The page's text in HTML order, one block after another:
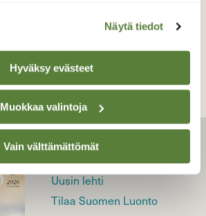
Näytä tiedot
Hyväksy evästeet
Muokkaa valintoja
Vain välttämättömät
TAKAISIN LISTAAN
LEHTI
Uusin lehti
Tilaa Suomen Luonto